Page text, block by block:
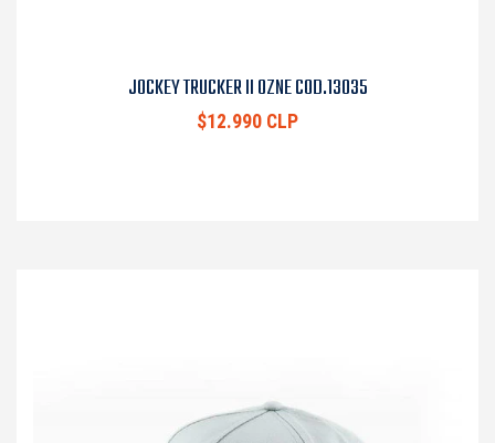
JOCKEY TRUCKER II OZNE COD.13035
$12.990 CLP